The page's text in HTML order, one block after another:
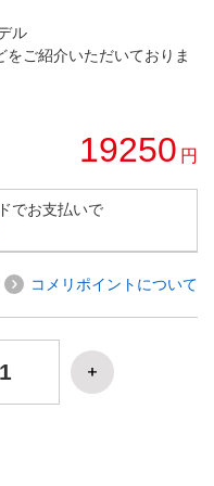
ル
ご紹介いただいておりま
19250 円
でお支払いで
コメリポイントについて